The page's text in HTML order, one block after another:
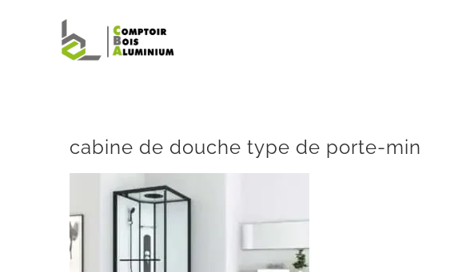
cabine de douche type de porte-min